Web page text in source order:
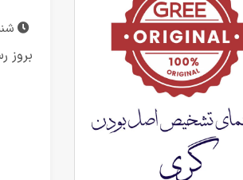
شنبه 1
بروز رسانی